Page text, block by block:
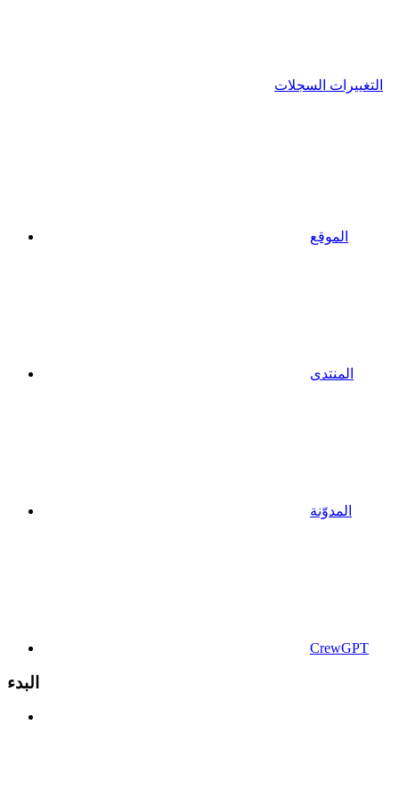
التغييرات السجلات
الموقع
المنتدى
المدوّنة
CrewGPT
البدء